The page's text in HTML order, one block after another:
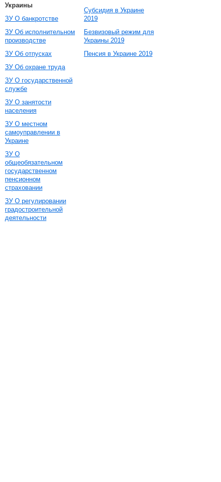
Украины
ЗУ О банкротстве
ЗУ Об исполнительном
производстве
ЗУ Об отпусках
ЗУ Об охране труда
ЗУ О государственной
службе
ЗУ О занятости
населения
ЗУ О местном
самоуправлении в
Украине
ЗУ О
общеобязательном
государственном
пенсионном
страховании
ЗУ О регулировании
градостроительной
деятельности
Субсидия в Украине
2019
Безвизовый режим для
Украины 2019
Пенсия в Украине 2019